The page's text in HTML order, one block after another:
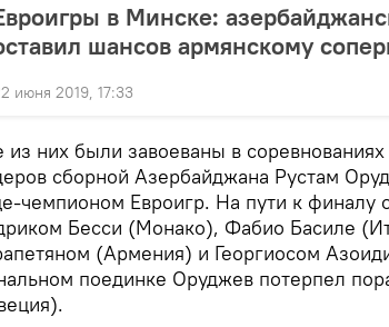
в Минске:
шансов армянскому
июня 2019, 17:33
из них были завоеваны в
сборной Азербайджана Рустам
чемпионом Евроигр. На пути к финалу
Бесси (Монако), Фабио Басиле
(Армения) и Георгиосом
поединке Оруджев потерпел